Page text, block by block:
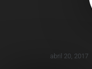
abril 20, 2017